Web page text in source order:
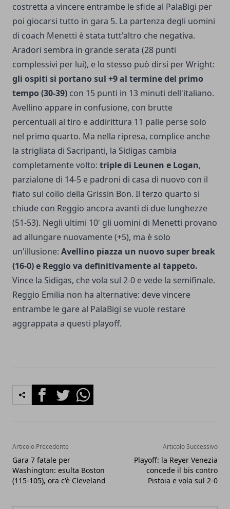
costretta a vincere entrambe le sfide al PalaBigi per
poi giocarsi tutto in gara 5. La partenza degli uomini
di coach Menetti è stata tutt'altro che negativa.
Aradori sembra in grande serata (28 punti
complessivi per lui), e lo stesso può dirsi per Wright:
gli ospiti si portano sul +9 al termine del primo
tempo (30-39) con 15 punti in 13 minuti dell'italiano.
Avellino appare in confusione, con brutte
percentuali al tiro e addirittura 11 palle perse solo
nel primo quarto. Ma nella ripresa, complice anche
la strigliata di Sacripanti, la Sidigas cambia
completamente volto: triple di Leunen e Logan,
parzialone di 14-5 e padroni di casa di nuovo con il
fiato sul collo della Grissin Bon. Il terzo quarto si
chiude con Reggio ancora avanti di due lunghezze
(51-53). Negli ultimi 10' gli uomini di Menetti provano
ad allungare nuovamente (+5), ma è solo
un'illusione: Avellino piazza un nuovo super break
(16-0) e Reggio va definitivamente al tappeto.
Vince la Sidigas, che vola sul 2-0 e vede la semifinale.
Reggio Emilia non ha alternative: deve vincere
entrambe le gare al PalaBigi se vuole restare
aggrappata a questi playoff.
FacebookTwitterWhatsapp
Articolo Precedente
Gara 7 fatale per
Washington: esulta Boston
(115-105), ora c'è Cleveland
Articolo Successivo
Playoff: la Reyer Venezia
concede il bis contro
Pistoia e vola sul 2-0